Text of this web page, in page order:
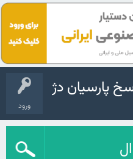
ورود
پارسیان دژ